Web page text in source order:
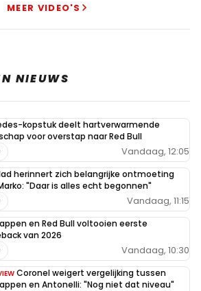
MEER VIDEO'S
NIEUWS
kopstuk deelt hartverwarmende
voor overstap naar Red Bull
Vandaag, 12:05
herinnert zich belangrijke ontmoeting
"Daar is alles echt begonnen"
Vandaag, 11:15
en Red Bull voltooien eerste
van 2026
Vandaag, 10:30
Coronel weigert vergelijking tussen
en Antonelli: "Nog niet dat niveau"